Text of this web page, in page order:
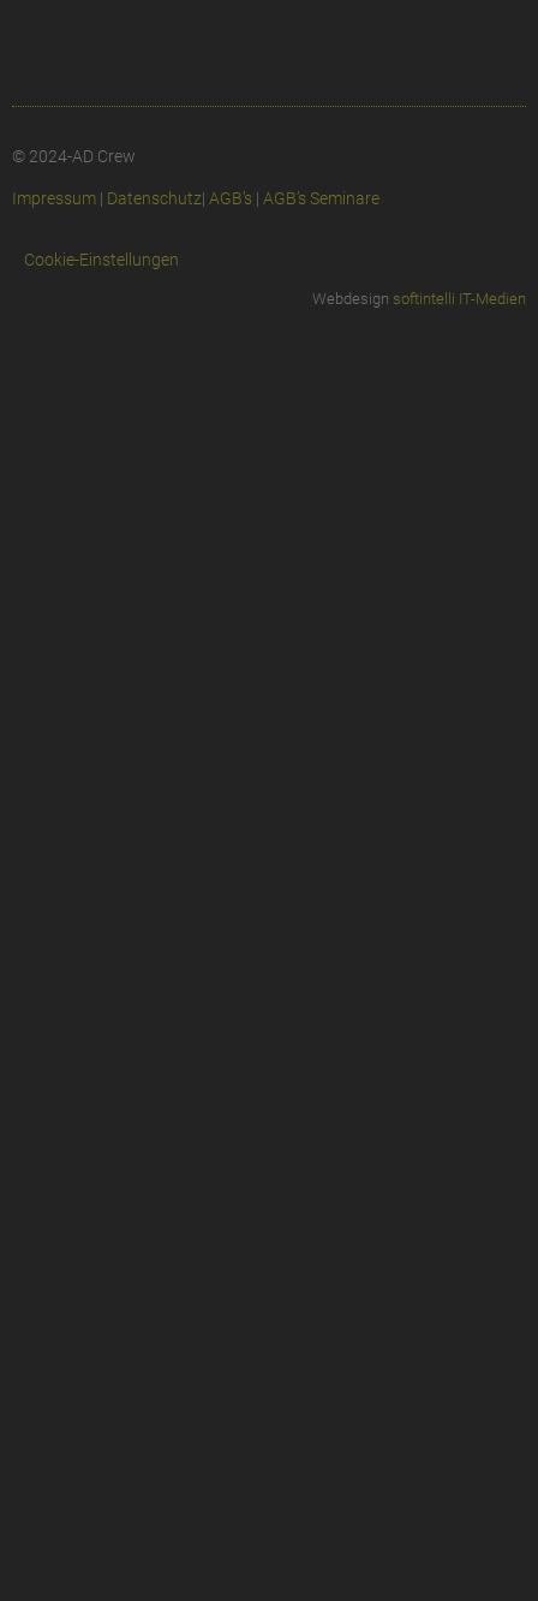
© 2024-AD Crew
Impressum | Datenschutz| AGB’s | AGB’s Seminare
Cookie-Einstellungen
Webdesign softintelli IT-Medien